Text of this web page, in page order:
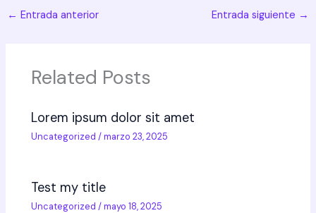
← Entrada anterior Entrada siguiente →
Related Posts
Lorem ipsum dolor sit amet
Uncategorized /marzo 23, 2025
Test my title
Uncategorized /mayo 18, 2025